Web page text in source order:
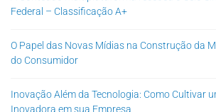
Federal – Classificação A+
O Papel das Novas Mídias na Construção da
do Consumidor
Inovação Além da Tecnologia: Como Cultivar
Inovadora em sua Empresa